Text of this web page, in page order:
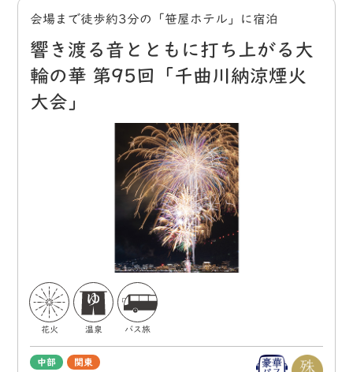
会場まで徒歩約3分の「笹屋ホテル」に宿泊
響き渡る音とともに打ち上がる大
輪の華 第95回「千曲川納涼煙火
大会」
花火 温泉 バス旅
中部 関東